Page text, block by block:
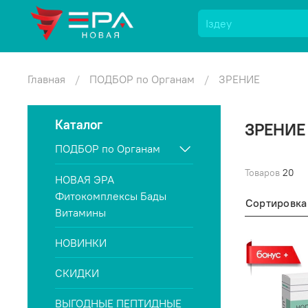
Главная ПОДБОР по Органам ЗРЕНИЕ
ЗРЕНИЕ
Товаров 20
Сортировка
Каталог
ПОДБОР по Органам
НОВАЯ ЭРА
Фитокомплексы Бады
Витамины
НОВИНКИ
СКИДКИ
ВЫГОДНЫЕ ПЕПТИДНЫЕ